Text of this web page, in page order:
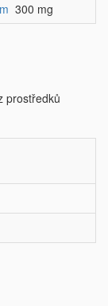
300 mg
prostředků